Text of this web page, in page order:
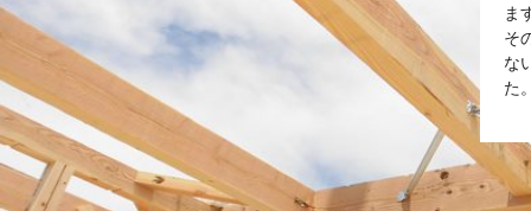
ま
そ
な
た